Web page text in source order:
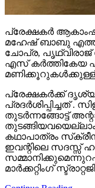
പ്രേക്ഷകർ
മഹേഷ് ബാബു
ചോപ്ര,
എസ് കർത്തികേയ
പ്രേക്ഷകർക്ക്
പ്രദർശിപ്പിച്ചത് .
തുടര്‍ന്നങ്ങോട്ട്
കഥാപാത്രം
ഇവന്റിലെ സദസ്സ്
മാർക്കറ്റിംഗ്